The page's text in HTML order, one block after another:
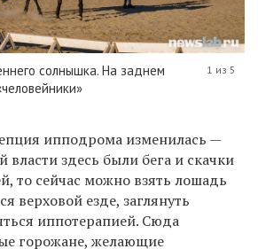
солнышка. На заднем
1 из 5
ипподрома изменилась —
власти здесь были бега и скачки
то сейчас можно взять лошадь
верховой езде, заглянуть
иппотерапией. Сюда
горожане, желающие